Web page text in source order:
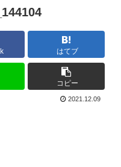
はてブ
コピー
2021.12.09